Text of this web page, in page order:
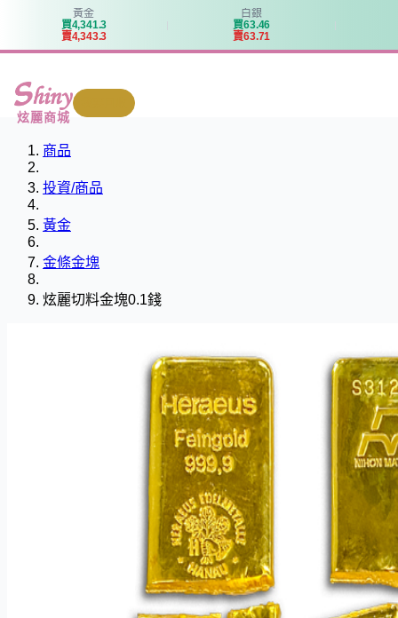
黃金
買4,341.3
賣4,343.3
白銀
買63.46
賣63.71
炫麗商城
商品
投資/商品
黃金
金條金塊
炫麗切料金塊0.1錢